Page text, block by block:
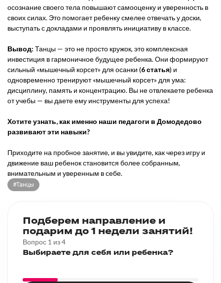
осознание своего тела повышают самооценку и уверенность в
своих силах. Это помогает ребенку смелее отвечать у доски,
выступать с докладами и проявлять инициативу в классе.
Вывод: Танцы — это не просто кружок, это комплексная
инвестиция в гармоничное будущее ребенка. Они формируют
сильный «мышечный корсет» для осанки (6 статья) и
одновременно тренируют «мышечный корсет» для ума:
дисциплину, память и концентрацию. Вы не отвлекаете ребенка
от учебы — вы даете ему инструменты для успеха!
Хотите узнать, как именно наши педагоги в Домодедово
развивают эти навыки?
Приходите на пробное занятие, и вы увидите, как через игру и
движение ваш ребенок становится более собранным,
внимательным и уверенным в себе.
#Танцы
Подберем направление и
подарим до 1 недели занятий!
Вопрос 1 из4
Выбираете для себя или ребенка?